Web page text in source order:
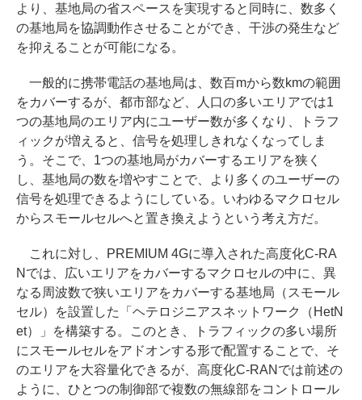
より、基地局の省スペースを実現すると同時に、数多く
の基地局を協調動作させることができ、干渉の発生など
を抑えることが可能になる。
一般的に携帯電話の基地局は、数百mから数kmの範囲
をカバーするが、都市部など、人口の多いエリアでは1
つの基地局のエリア内にユーザー数が多くなり、トラフ
ィックが増えると、信号を処理しきれなくなってしま
う。そこで、1つの基地局がカバーするエリアを狭く
し、基地局の数を増やすことで、より多くのユーザーの
信号を処理できるようにしている。いわゆるマクロセル
からスモールセルへと置き換えようという考え方だ。
これに対し、PREMIUM 4Gに導入された高度化C-RA
Nでは、広いエリアをカバーするマクロセルの中に、異
なる周波数で狭いエリアをカバーする基地局（スモール
セル）を設置した「ヘテロジニアスネットワーク（HetN
et）」を構築する。このとき、トラフィックの多い場所
にスモールセルをアドオンする形で配置することで、そ
のエリアを大容量化できるが、高度化C-RANでは前述の
ように、ひとつの制御部で複数の無線部をコントロール